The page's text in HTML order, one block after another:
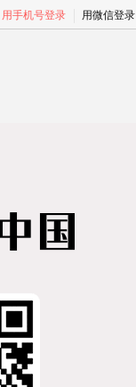
用手机号登录 用微信登录